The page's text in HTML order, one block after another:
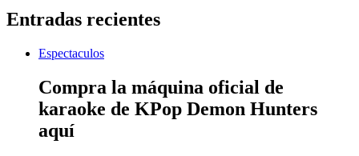
Entradas recientes
Espectaculos
Compra la máquina oficial de
karaoke de KPop Demon Hunters
aquí